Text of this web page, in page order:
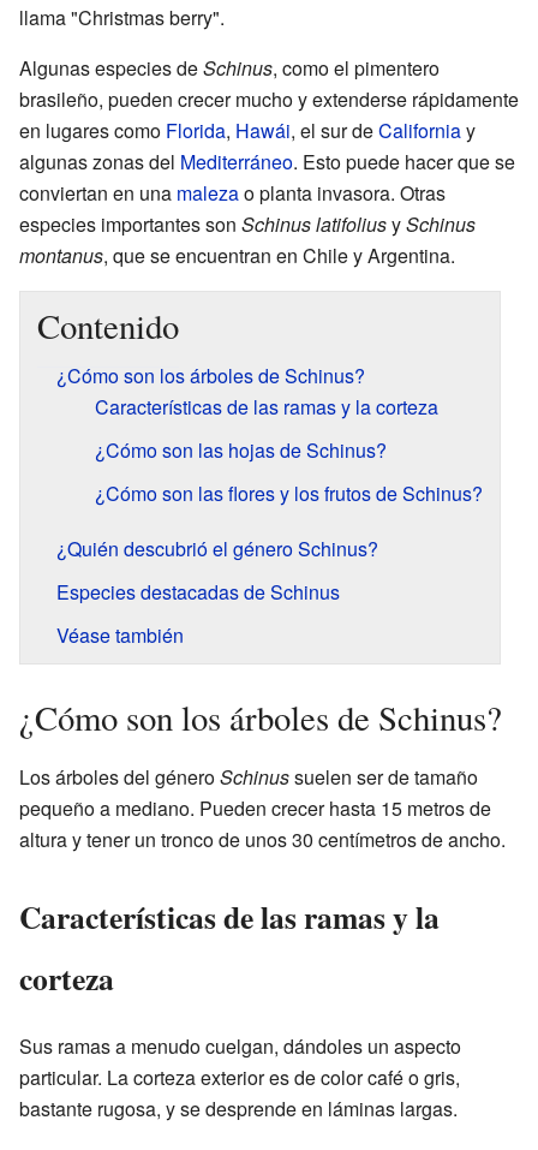
llama "Christmas berry".
Algunas especies deSchinus, como el pimentero
brasileño, pueden crecer mucho y extenderse rápidamente
en lugares como Florida, Hawái, el sur deCaliforniay
algunas zonas del Mediterráneo. Esto puede hacer que se
conviertan en una malezao planta invasora. Otras
especies importantes son Schinus latifoliusySchinus
montanus, que se encuentran en Chile y Argentina.
Contenido
¿Cómo son los árboles de Schinus?
Características de las ramas y la corteza
¿Cómo son las hojas de Schinus?
¿Cómo son las flores y los frutos de Schinus?
¿Quién descubrió el género Schinus?
Especies destacadas de Schinus
Véase también
¿Cómo son los árboles de Schinus?
Los árboles del géneroSchinussuelen ser de tamaño
pequeño a mediano. Pueden crecer hasta 15 metros de
altura y tener un tronco de unos 30 centímetros de ancho.
Características de las ramas y la
corteza
Sus ramas a menudo cuelgan, dándoles un aspecto
particular. La corteza exterior es de color café o gris,
bastante rugosa, y se desprende en láminas largas.